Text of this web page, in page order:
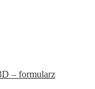
– formularz